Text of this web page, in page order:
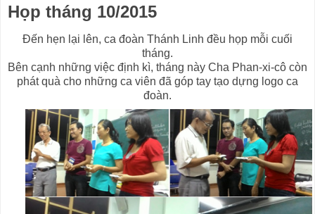
Họp tháng 10/2015
Đến hẹn lại lên, ca đoàn Thánh Linh đều họp mỗi cuối
tháng.
Bên cạnh những việc định kì, tháng này Cha Phan-xi-cô còn
phát quà cho những ca viên đã góp tay tạo dựng logo ca
đoàn.